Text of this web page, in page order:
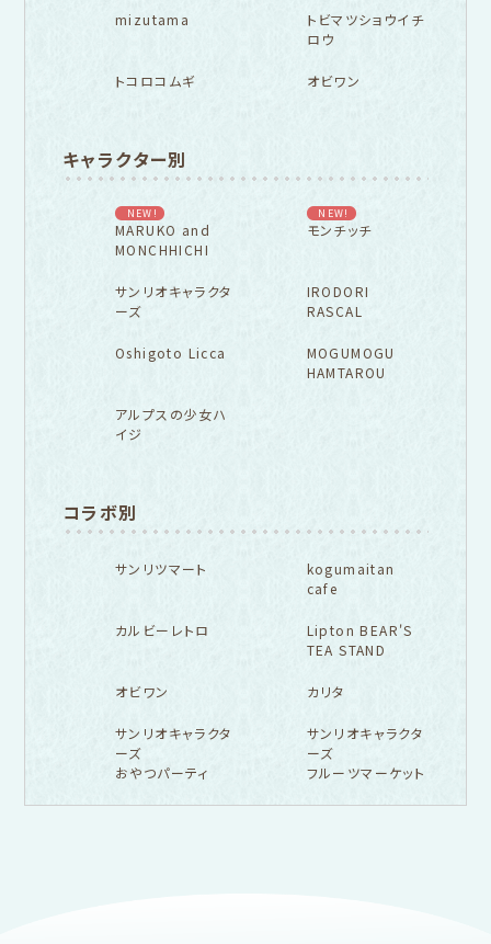
mizutama
トビマツショウイチ
ロウ
トコロコムギ オビワン
キャラクター別
NEW!
MARUKO and
MONCHHICHI
NEW!
モンチッチ
サンリオキャラクタ
ーズ
IRODORI
RASCAL
Oshigoto Licca
MOGUMOGU
HAMTAROU
アルプスの少女ハ
イジ
コラボ別
サンリツマート
kogumaitan
cafe
カルビーレトロ
Lipton BEAR'S
TEA STAND
オビワン カリタ
サンリオキャラクタ
ーズ
おやつパーティ
サンリオキャラクタ
ーズ
フルーツマーケット